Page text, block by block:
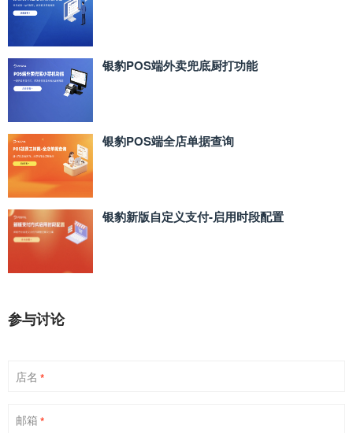
银豹POS端外卖兜底厨打功能
银豹POS端全店单据查询
银豹新版自定义支付‑启用时段配置
参与讨论
店名 *
邮箱 *